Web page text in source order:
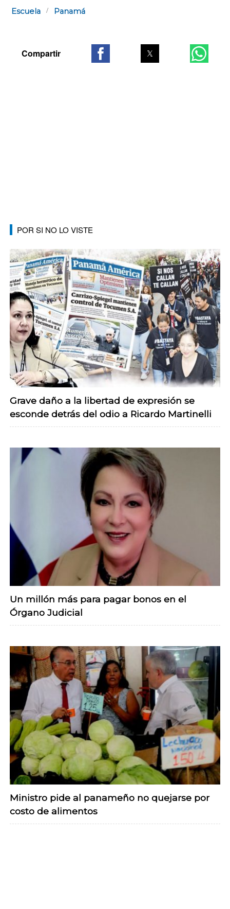
Escuela Panamá
POR SI NO LO VISTE
Grave daño a la libertad de expresión se
esconde detrás del odio a Ricardo Martinelli
Un millón más para pagar bonos en el
Órgano Judicial
Ministro pide al panameño no quejarse por
costo de alimentos